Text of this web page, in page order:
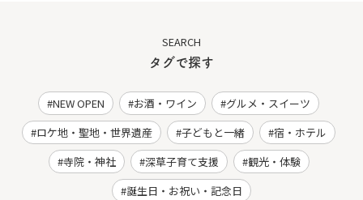
SEARCH
タグで探す
NEW OPEN お酒・ワイン
グルメ・スイーツ
ロケ地・聖地・世界遺産
子どもと一緒
宿・ホテル
寺院・神社
深草子育て支援
観光・体験
誕生日・お祝い・記念日